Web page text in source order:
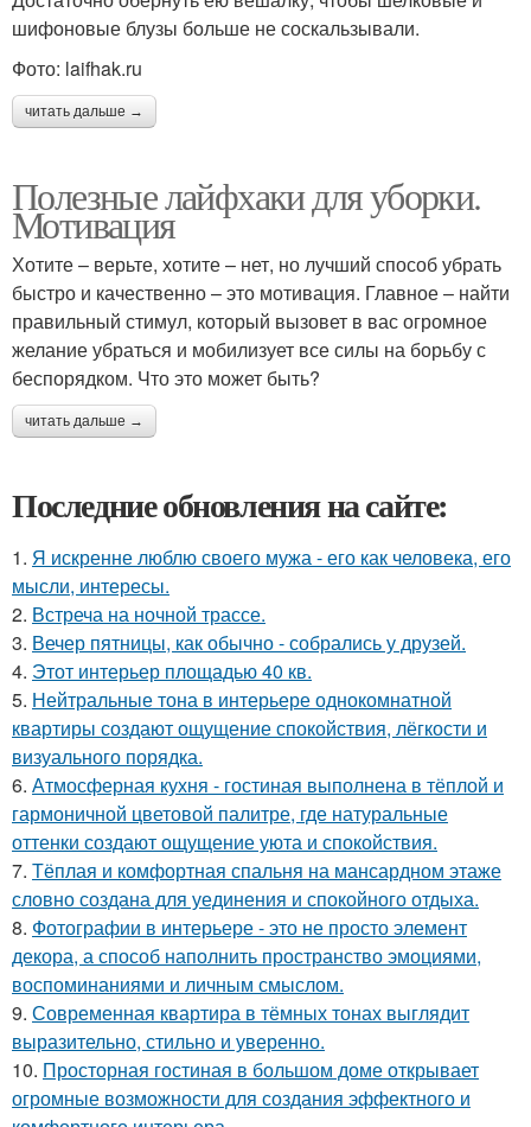
шифоновые блузы больше не соскальзывали.
Фото: laifhak.ru
читать дальше →
Полезные лайфхаки для уборки.
Мотивация
Хотите – верьте, хотите – нет, но лучший способ убрать
быстро и качественно – это мотивация. Главное – найти
правильный стимул, который вызовет в вас огромное
желание убраться и мобилизует все силы на борьбу с
беспорядком. Что это может быть?
читать дальше →
Последние обновления на сайте:
1. Я искренне люблю своего мужа - его как человека, его
мысли, интересы.
2. Встреча на ночной трассе.
3. Вечер пятницы, как обычно - собрались у друзей.
4. Этот интерьер площадью 40 кв.
5. Нейтральные тона в интерьере однокомнатной
квартиры создают ощущение спокойствия, лёгкости и
визуального порядка.
6. Атмосферная кухня - гостиная выполнена в тёплой и
гармоничной цветовой палитре, где натуральные
оттенки создают ощущение уюта и спокойствия.
7. Тёплая и комфортная спальня на мансардном этаже
словно создана для уединения и спокойного отдыха.
8. Фотографии в интерьере - это не просто элемент
декора, а способ наполнить пространство эмоциями,
воспоминаниями и личным смыслом.
9. Современная квартира в тёмных тонах выглядит
выразительно, стильно и уверенно.
10. Просторная гостиная в большом доме открывает
огромные возможности для создания эффектного и